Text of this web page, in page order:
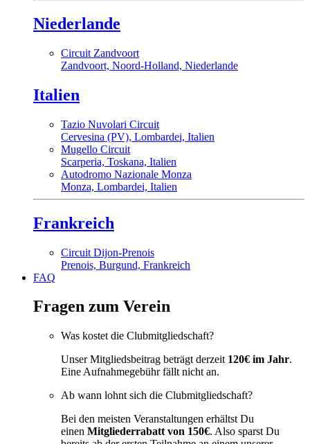
Niederlande
Circuit Zandvoort
Zandvoort, Noord-Holland, Niederlande
Italien
Tazio Nuvolari Circuit
Cervesina (PV), Lombardei, Italien
Mugello Circuit
Scarperia, Toskana, Italien
Autodromo Nazionale Monza
Monza, Lombardei, Italien
Frankreich
Circuit Dijon-Prenois
Prenois, Burgund, Frankreich
FAQ
Fragen zum Verein
Was kostet die Clubmitgliedschaft?
Unser Mitgliedsbeitrag beträgt derzeit 120€ im Jahr.
Eine Aufnahmegebühr fällt nicht an.
Ab wann lohnt sich die Clubmitgliedschaft?
Bei den meisten Veranstaltungen erhältst Du
einen Mitgliederrabatt von 150€. Also sparst Du